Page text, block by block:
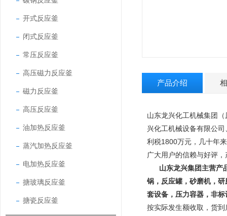
开式反应釜
闭式反应釜
常压反应釜
高压磁力反应釜
磁力反应釜
高压反应釜
油加热反应釜
蒸汽加热反应釜
电加热反应釜
搪玻璃反应釜
搪瓷反应釜
产品介绍
山东龙兴化工机械集团
兴化工机械设备有限公
利税1800万元，几十年
广大用户的信赖与好评
山东龙兴集团主营产
锅，反应罐，砂磨机，
套设备，压力容器，非标
按实际发生额收取，货